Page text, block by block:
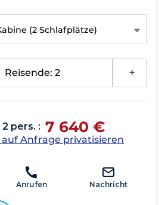
(2 Schlafplätze)
Reisende: 2
pers. : 7 640 €
auf Anfrage privatisieren
Anrufen Nachricht